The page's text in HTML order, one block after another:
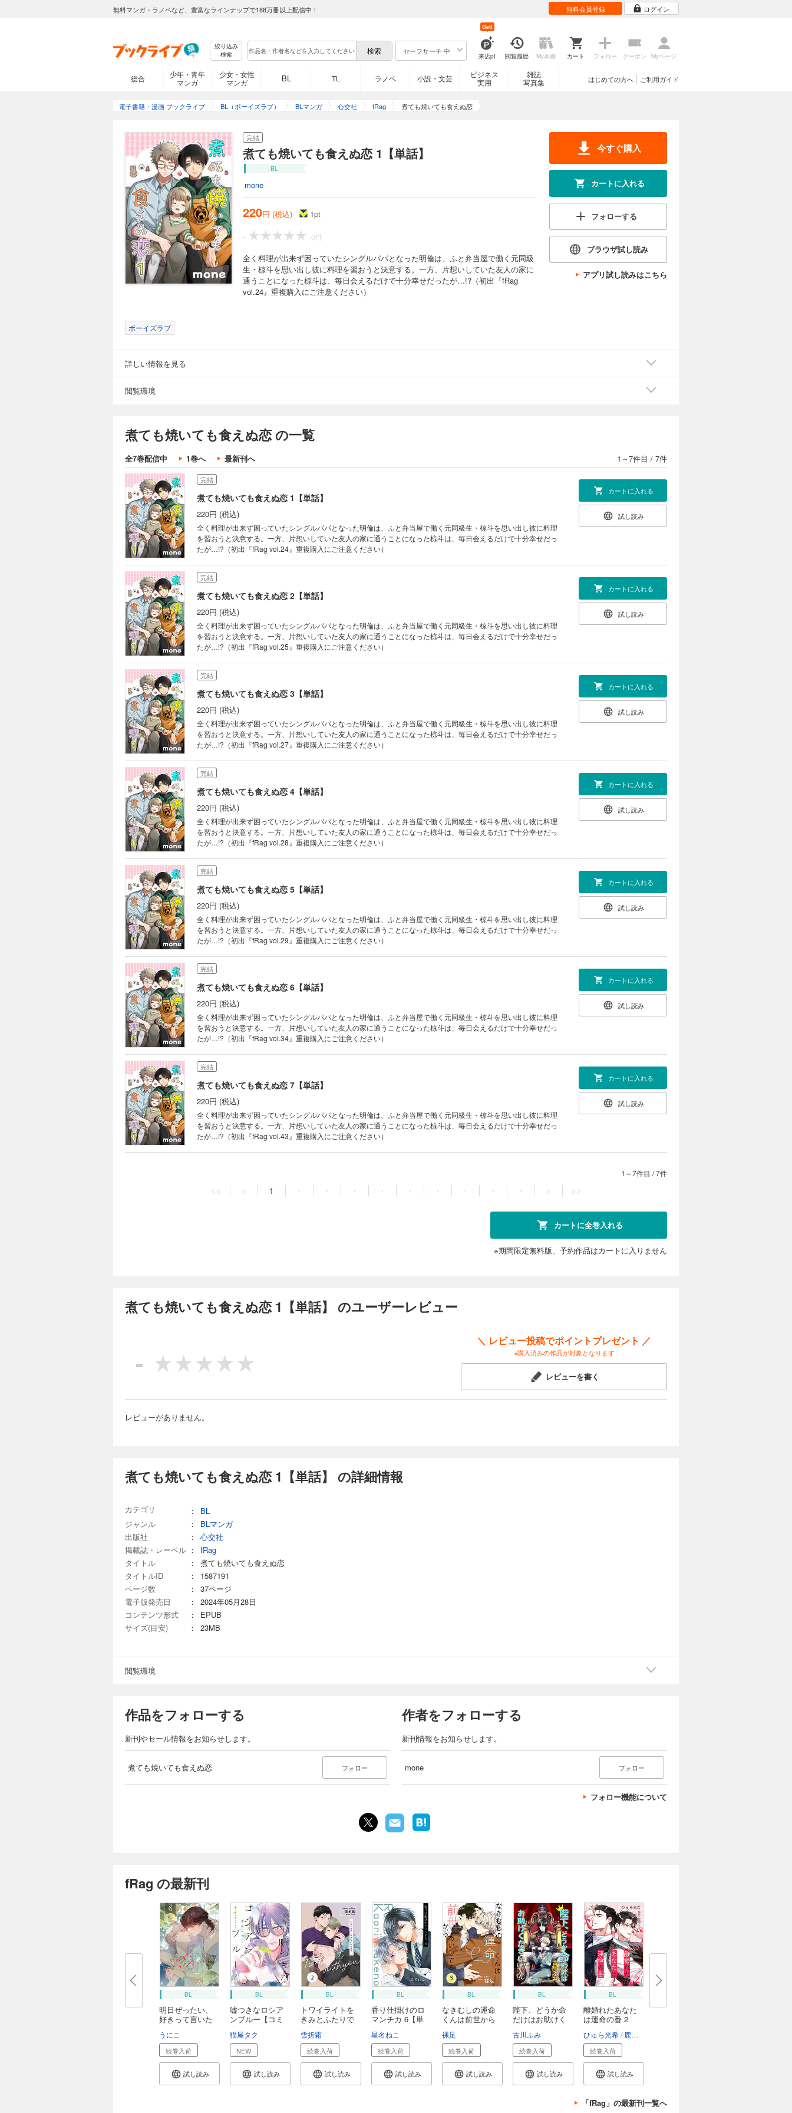
無料マンガ・ラノベなど、豊富なラインナップで188万冊以上配信中！ 無料会員登録 ログイン
絞り込み
検索
セーフサーチ 中
来店pt
Get!
閲覧履歴 My本棚 カート フォロー クーポン Myページ
総合
少年・青年
マンガ
少女・女性
マンガ
BL TL ラノベ 小説・文芸
ビジネス
実用
雑誌
写真集
ご利用ガイド
はじめての方へ
電子書籍・漫画 ブックライブ BL（ボーイズラブ） BLマンガ 心交社 fRag 煮ても焼いても食えぬ恋
完結
煮ても焼いても食えぬ恋 1【単話】
BL
mone
220円 (税込) 1pt
-
0件
全く料理が出来ず困っていたシングルパパとなった明倫は、ふと弁当屋で働く元同級
生・椋斗を思い出し彼に料理を習おうと決意する。一方、片想いしていた友人の家に
通うことになった椋斗は、毎日会えるだけで十分幸せだったが…!?（初出『fRag
vol.24』重複購入にご注意ください）
今すぐ購入
カートに入れる
フォローする
ブラウザ試し読み
アプリ試し読みはこちら
ボーイズラブ
詳しい情報を見る
閲覧環境
煮ても焼いても食えぬ恋 の一覧
全7巻配信中 1巻へ 最新刊へ 1～7件目 / 7件
完結
煮ても焼いても食えぬ恋 1【単話】
220円 (税込)
全く料理が出来ず困っていたシングルパパとなった明倫は、ふと弁当屋で働く元同級生・椋斗を思い出し彼に料理
を習おうと決意する。一方、片想いしていた友人の家に通うことになった椋斗は、毎日会えるだけで十分幸せだっ
たが…!?（初出『fRag vol.24』重複購入にご注意ください）
カートに入れる
試し読み
完結
煮ても焼いても食えぬ恋 2【単話】
220円 (税込)
全く料理が出来ず困っていたシングルパパとなった明倫は、ふと弁当屋で働く元同級生・椋斗を思い出し彼に料理
を習おうと決意する。一方、片想いしていた友人の家に通うことになった椋斗は、毎日会えるだけで十分幸せだっ
たが…!?（初出『fRag vol.25』重複購入にご注意ください）
カートに入れる
試し読み
完結
煮ても焼いても食えぬ恋 3【単話】
220円 (税込)
全く料理が出来ず困っていたシングルパパとなった明倫は、ふと弁当屋で働く元同級生・椋斗を思い出し彼に料理
を習おうと決意する。一方、片想いしていた友人の家に通うことになった椋斗は、毎日会えるだけで十分幸せだっ
たが…!?（初出『fRag vol.27』重複購入にご注意ください）
カートに入れる
試し読み
完結
煮ても焼いても食えぬ恋 4【単話】
220円 (税込)
全く料理が出来ず困っていたシングルパパとなった明倫は、ふと弁当屋で働く元同級生・椋斗を思い出し彼に料理
を習おうと決意する。一方、片想いしていた友人の家に通うことになった椋斗は、毎日会えるだけで十分幸せだっ
たが…!?（初出『fRag vol.28』重複購入にご注意ください）
カートに入れる
試し読み
完結
煮ても焼いても食えぬ恋 5【単話】
220円 (税込)
全く料理が出来ず困っていたシングルパパとなった明倫は、ふと弁当屋で働く元同級生・椋斗を思い出し彼に料理
を習おうと決意する。一方、片想いしていた友人の家に通うことになった椋斗は、毎日会えるだけで十分幸せだっ
たが…!?（初出『fRag vol.29』重複購入にご注意ください）
カートに入れる
試し読み
完結
煮ても焼いても食えぬ恋 6【単話】
220円 (税込)
全く料理が出来ず困っていたシングルパパとなった明倫は、ふと弁当屋で働く元同級生・椋斗を思い出し彼に料理
を習おうと決意する。一方、片想いしていた友人の家に通うことになった椋斗は、毎日会えるだけで十分幸せだっ
たが…!?（初出『fRag vol.34』重複購入にご注意ください）
カートに入れる
試し読み
完結
煮ても焼いても食えぬ恋 7【単話】
220円 (税込)
全く料理が出来ず困っていたシングルパパとなった明倫は、ふと弁当屋で働く元同級生・椋斗を思い出し彼に料理
を習おうと決意する。一方、片想いしていた友人の家に通うことになった椋斗は、毎日会えるだけで十分幸せだっ
たが…!?（初出『fRag vol.43』重複購入にご注意ください）
カートに入れる
試し読み
1～7件目 /7件
<< < 1 ・ ・ ・ ・ ・ ・ ・ ・ ・ > >>
カートに全巻入れる
※期間限定無料版、予約作品はカートに入りません
煮ても焼いても食えぬ恋 1【単話】 のユーザーレビュー
-
＼ レビュー投稿でポイントプレゼント ／
※購入済みの作品が対象となります
レビューを書く
レビューがありません。
煮ても焼いても食えぬ恋 1【単話】 の詳細情報
カテゴリ ：
BL
ジャンル
：
BLマンガ
出版社
：
心交社
掲載誌・レーベル ：
fRag
タイトル
：
煮ても焼いても食えぬ恋
タイトルID
：
1587191
ページ数
：
37ページ
電子版発売日
：
2024年05月28日
コンテンツ形式
：
EPUB
サイズ(目安)
： 23MB
閲覧環境
作品をフォローする
新刊やセール情報をお知らせします。
煮ても焼いても食えぬ恋 フォロー
作者をフォローする
新刊情報をお知らせします。
mone フォロー
フォロー機能について
fRag の最新刊
BL
明日ぜったい、
好きって言いた
うにこ
続巻入荷
試し読み
BL
嘘つきなロシア
ンブルー【コミ
猫屋タク
NEW
試し読み
BL
トワイライトを
きみとふたりで
雪折霜
続巻入荷
試し読み
BL
香り仕掛けのロ
マンチカ 6【単
星名ねこ
続巻入荷
試し読み
BL
なきむしの運命
くんは前世から
裸足
続巻入荷
試し読み
BL
陛下、どうか命
だけはお助けく
古川ふみ
続巻入荷
試し読み
BL
離婚れたあなた
は運命の番 2
ひゅら光希 鹿嶋アクタ
続巻入荷
試し読み
「fRag」の最新刊一覧へ